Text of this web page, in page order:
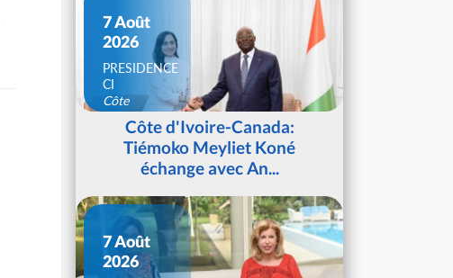
7 Août
2026
PRESIDENCE
CI
Côte
d'IvoireCôte d'Ivoire-Canada:
Tiémoko Meyliet Koné
échange avec An...
7 Août
2026